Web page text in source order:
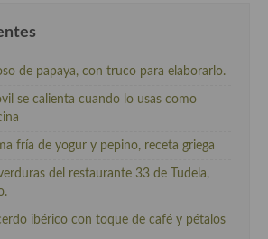
de papaya, con truco para elaborarlo.
se calienta cuando lo usas como
fría de yogur y pepino, receta griega
del restaurante 33 de Tudela,
ibérico con toque de café y pétalos